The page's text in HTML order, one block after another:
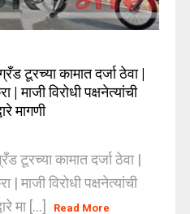
टूरच्या कामात दर्जा ठेवा |
| माजी विरोधी पक्षनेत्यांची
मागणी
कामात दर्जा ठेवा |
| माजी विरोधी पक्षनेत्यांची
मा [...]
Read More